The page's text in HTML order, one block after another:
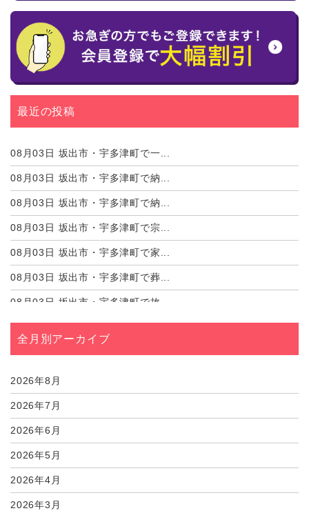
最近の投稿
08月03日 坂出市・宇多津町で一...
08月03日 坂出市・宇多津町で納...
08月03日 坂出市・宇多津町で納...
08月03日 坂出市・宇多津町で宗...
08月03日 坂出市・宇多津町で家...
08月03日 坂出市・宇多津町で葬...
08月03日 坂出市・宇多津町で故...
08月03日坂出市・宇多津町で家...
全月別アーカイブ
2026年8月
2026年7月
2026年6月
2026年5月
2026年4月
2026年3月